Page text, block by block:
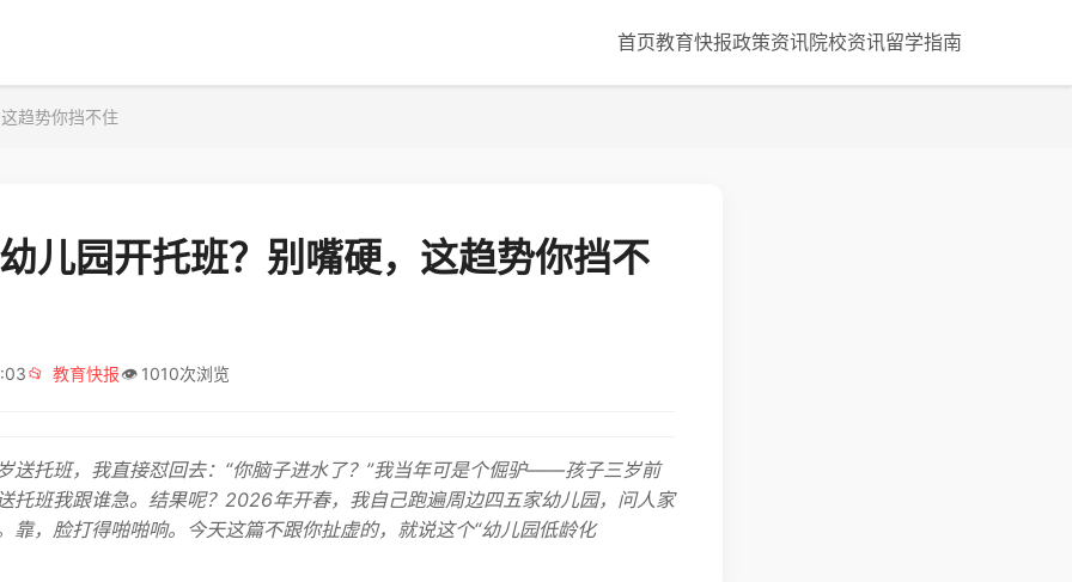
首页教育快报政策资讯院校资讯留学指南
趋势你挡不住
儿园开托班？别嘴硬，这趋势你挡不
📂 教育快报👁️ 1010次浏览
送托班，我直接怼回去：“你脑子进水了？”我当年可是个倔驴——孩子三岁前
托班我跟谁急。结果呢？2026年开春，我自己跑遍周边四五家幼儿园，问人家
靠，脸打得啪啪响。今天这篇不跟你扯虚的，就说这个“幼儿园低龄化